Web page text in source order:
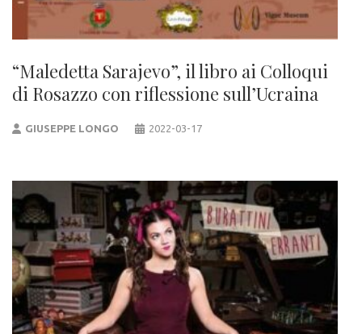
“Maledetta Sarajevo”, il libro ai Colloqui
di Rosazzo con riflessione sull’Ucraina
GIUSEPPE LONGO 2022-03-17